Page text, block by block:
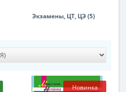
Экзамены, ЦТ, ЦЭ (5)
Новинка